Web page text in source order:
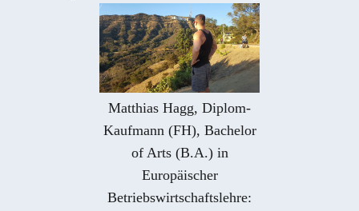
Matthias Hagg, Diplom-
Kaufmann (FH), Bachelor
of Arts (B.A.) in
Europäischer
Betriebswirtschaftslehre: